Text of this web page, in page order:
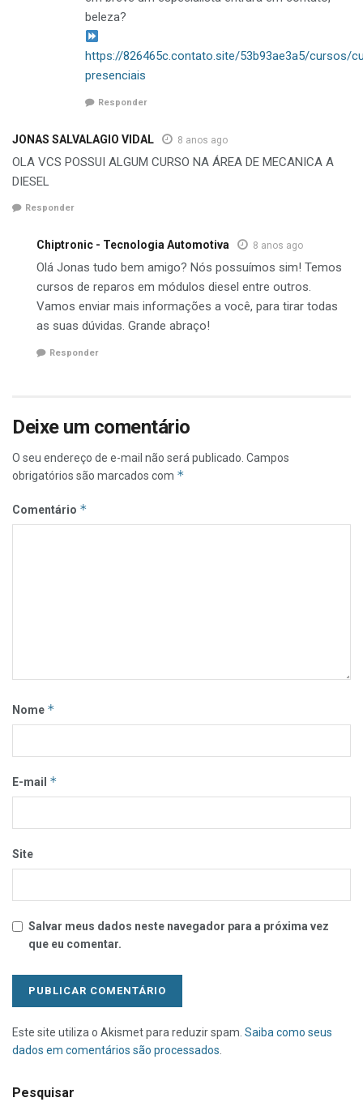
beleza?
https://826465c.contato.site/53b93ae3a5/cursos/
presenciais
Responder
JONAS SALVALAGIO VIDAL 8 anos ago
OLA VCS POSSUI ALGUM CURSO NA ÁREA DE MECANICA A
DIESEL
Responder
Chiptronic - Tecnologia Automotiva 8 anos ago
Olá Jonas tudo bem amigo? Nós possuímos sim! Temos
cursos de reparos em módulos diesel entre outros.
Vamos enviar mais informações a você, para tirar todas
as suas dúvidas. Grande abraço!
Responder
Deixe um comentário
O seu endereço de e-mail não será publicado. Campos
obrigatórios são marcados com *
Comentário *
Nome *
E-mail *
Site
Salvar meus dados neste navegador para a próxima vez
que eu comentar.
Este site utiliza o Akismet para reduzir spam. Saiba como seus
dados em comentários são processados
Pesquisar